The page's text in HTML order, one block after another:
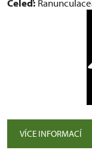
Čeleď:
VÍCE INFORMACÍ